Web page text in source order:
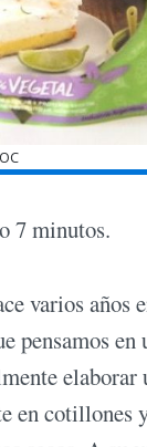
7 minutos.
varios años
pensamos
elaborar
en cotillones